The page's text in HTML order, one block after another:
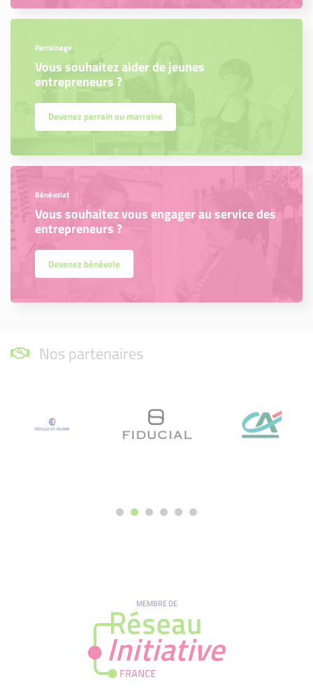
Parrainage
Vous souhaitez aider de jeunes
entrepreneurs ?
Devenez parrain ou marraine
Bénévolat
Vous souhaitez vous engager au service des
entrepreneurs ?
Devenez bénévole
Nos partenaires
MEMBRE DE